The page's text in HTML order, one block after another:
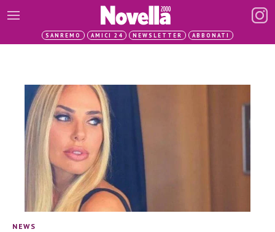
SANREMO AMICI 24 NEWSLETTER ABBONATI
NEWS